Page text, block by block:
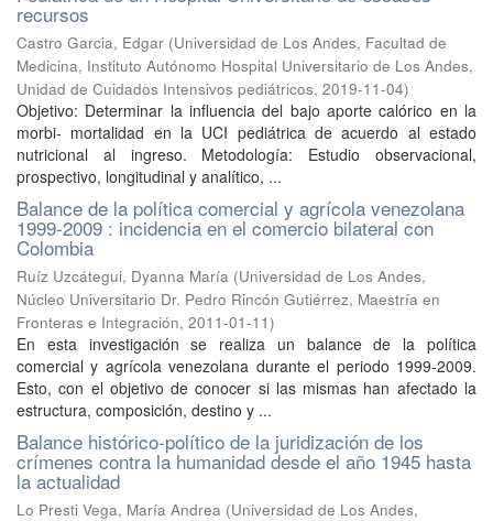
recursos
Castro Garcia, Edgar (Universidad de Los Andes, Facultad de
Medicina, Instituto Autónomo Hospital Universitario de Los Andes,
Unidad de Cuidados Intensivos pediátricos, 2019-11-04)
Objetivo: Determinar la influencia del bajo aporte calórico en la
morbi- mortalidad en la UCI pediátrica de acuerdo al estado
nutricional al ingreso. Metodología: Estudio observacional,
prospectivo, longitudinal y analítico, ...
Balance de la política comercial y agrícola venezolana
1999-2009 : incidencia en el comercio bilateral con
Colombia
Ruíz Uzcátegui, Dyanna María (Universidad de Los Andes,
Núcleo Universitario Dr. Pedro Rincón Gutiérrez, Maestría en
Fronteras e Integración, 2011-01-11)
En esta investigación se realiza un balance de la política
comercial y agrícola venezolana durante el periodo 1999-2009.
Esto, con el objetivo de conocer si las mismas han afectado la
estructura, composición, destino y ...
Balance histórico-político de la juridización de los
crímenes contra la humanidad desde el año 1945 hasta
la actualidad
Lo Presti Vega, María Andrea (Universidad de Los Andes,